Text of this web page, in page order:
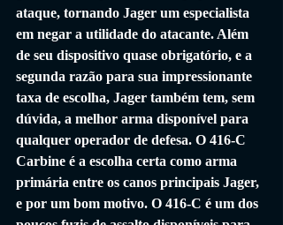
ataque, tornando Jager um especialista
em negar a utilidade do atacante. Além
de seu dispositivo quase obrigatório, e a
segunda razão para sua impressionante
taxa de escolha, Jager também tem, sem
dúvida, a melhor arma disponível para
qualquer operador de defesa. O 416-C
Carbine é a escolha certa como arma
primária entre os canos principais Jager,
e por um bom motivo. O 416-C é um dos